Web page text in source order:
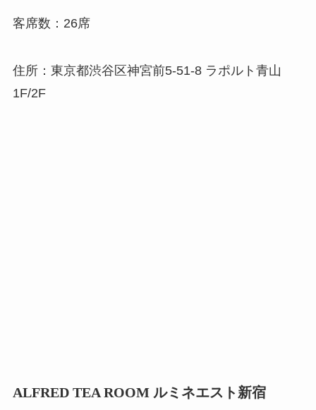
客席数：26席
住所：東京都渋谷区神宮前5-51-8 ラポルト青山
1F/2F
ALFRED TEA ROOM ルミネエスト新宿